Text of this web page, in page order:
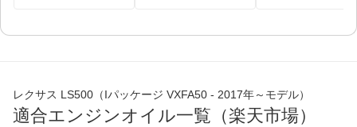
レクサス LS500（Iパッケージ VXFA50 - 2017年～モデル）
適合エンジンオイル一覧（楽天市場）